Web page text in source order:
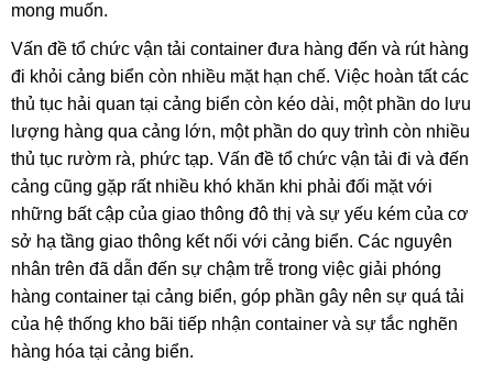
mong muốn.
Vấn đề tổ chức vận tải container đưa hàng đến và rút hàng
đi khỏi cảng biển còn nhiều mặt hạn chế. Việc hoàn tất các
thủ tục hải quan tại cảng biển còn kéo dài, một phần do lưu
lượng hàng qua cảng lớn, một phần do quy trình còn nhiều
thủ tục rườm rà, phức tạp. Vấn đề tổ chức vận tải đi và đến
cảng cũng gặp rất nhiều khó khăn khi phải đối mặt với
những bất cập của giao thông đô thị và sự yếu kém của cơ
sở hạ tầng giao thông kết nối với cảng biển. Các nguyên
nhân trên đã dẫn đến sự chậm trễ trong việc giải phóng
hàng container tại cảng biển, góp phần gây nên sự quá tải
của hệ thống kho bãi tiếp nhận container và sự tắc nghẽn
hàng hóa tại cảng biển.